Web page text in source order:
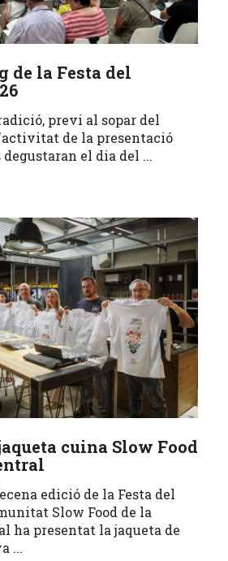
de la Festa del
previ al sopar del
de la presentació
el dia del ...
cuina Slow Food
edició de la Festa del
Slow Food de la
ha presentat la jaqueta de
...